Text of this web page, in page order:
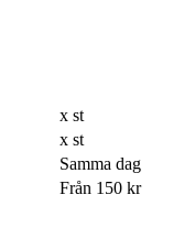
x st
x st
Samma dag
Från 150 kr